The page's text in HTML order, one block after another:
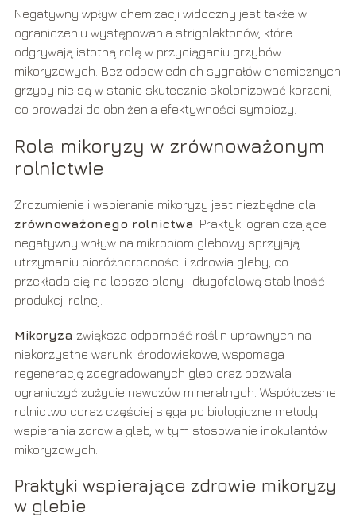
Negatywny wpływ chemizacji widoczny jest także w
ograniczeniu występowania strigolaktonów, które
odgrywają istotną rolę w przyciąganiu grzybów
mikoryzowych. Bez odpowiednich sygnałów chemicznych
grzyby nie są w stanie skutecznie skolonizować korzeni,
co prowadzi do obniżenia efektywności symbiozy.
Rola mikoryzy w zrównoważonym
rolnictwie
Zrozumienie i wspieranie mikoryzy jest niezbędne dla
zrównoważonego rolnictwa . Praktyki ograniczające
negatywny wpływ na mikrobiom glebowy sprzyjają
utrzymaniu bioróżnorodności i zdrowia gleby, co
przekłada się na lepsze plony i długofalową stabilność
produkcji rolnej.
Mikoryza zwiększa odporność roślin uprawnych na
niekorzystne warunki środowiskowe, wspomaga
regenerację zdegradowanych gleb oraz pozwala
ograniczyć zużycie nawozów mineralnych. Współczesne
rolnictwo coraz częściej sięga po biologiczne metody
wspierania zdrowia gleb, w tym stosowanie inokulantów
mikoryzowych.
Praktyki wspierające zdrowie mikoryzy
w glebie